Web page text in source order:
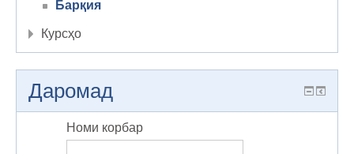
Барқия
Курсҳо
Даромад
Номи корбар